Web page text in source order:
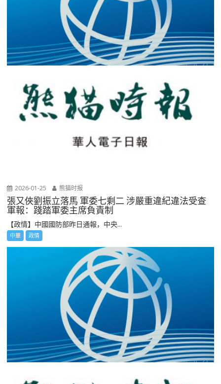
2026-01-25 熊猫时报
張又俠劉振立落馬 軍委七剩二 涉嚴重違紀違法受查
軍報：踐踏軍委主席負責制
【政情】中國國防部昨日通報，中央...
中華 政情